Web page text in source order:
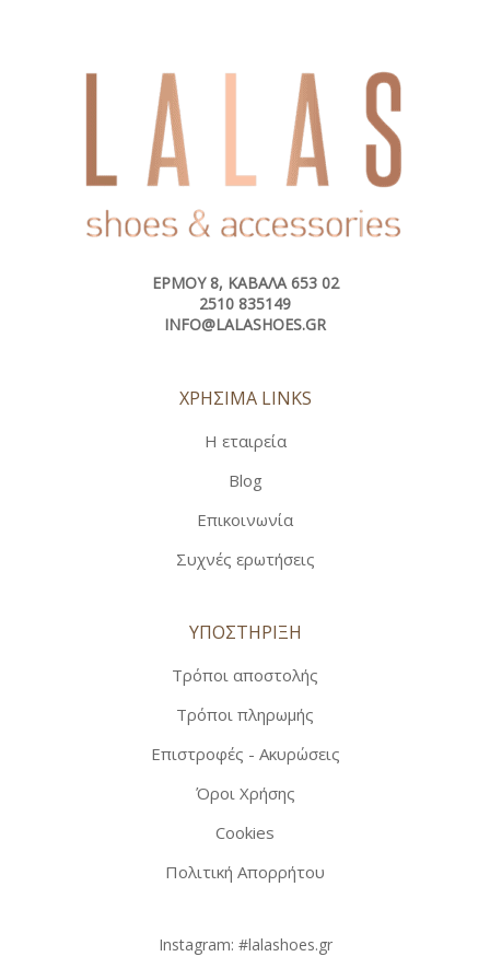
ΕΡΜΟΎ 8, ΚΑΒΆΛΑ 653 02
2510 835149
INFO@LALASHOES.GR
ΧΡΗΣΙΜΑ LINKS
Η εταιρεία
Blog
Επικοινωνία
Συχνές ερωτήσεις
ΥΠΟΣΤΗΡΙΞΗ
Τρόποι αποστολής
Τρόποι πληρωμής
Επιστροφές - Ακυρώσεις
Όροι Χρήσης
Cookies
Πολιτική Απορρήτου
Instagram: #lalashoes.gr